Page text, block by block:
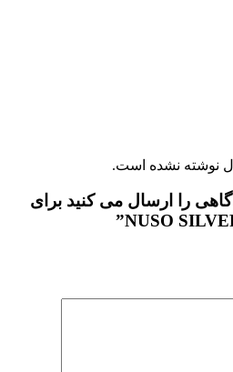
نشده است.
را ارسال می کنید برای